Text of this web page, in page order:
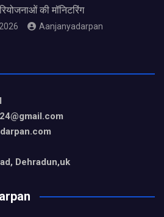
की मॉनिटरिंग
Aanjanyadarpan
Dehradun,uk